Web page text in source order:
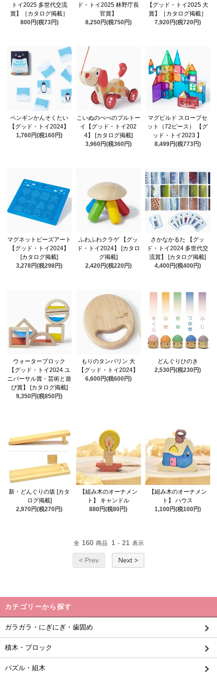
トイ2025 多世代交流
賞】［カタログ掲載］
800円(税73円)
ド・トイ2025 林野庁長
官賞】
8,250円(税750円)
【グッド・トイ2025 大
賞】［カタログ掲載］
7,920円(税720円)
ペンギンかんそくたい
【グッド・トイ2024】
1,760円(税160円)
こいぬのぺぺのプルトー
イ【グッド・トイ202
4】 [カタログ掲載]
3,960円(税360円)
マグビルド スロープセ
ット（72ピース） 【グ
ッド・トイ2023 】
8,499円(税773円)
マグネットビーズアート
【グッド・トイ2024】
[カタログ掲載]
3,278円(税298円)
ふわふわクラゲ 【グッ
ド・トイ2024】 [カタロ
グ掲載]
2,420円(税220円)
さかなかるた 【グッ
ド・トイ2024 多世代交
流賞】 [カタログ掲載]
4,400円(税400円)
ウォーターブロック
【グッド・トイ2024 ユ
ニバーサル賞・芸術と遊
び賞】 [カタログ掲載]
9,350円(税850円)
もりのタンバリン 大
【グッド・トイ2024】
6,600円(税600円)
どんぐりひのき
2,530円(税230円)
新・どんぐりの坂 [カタ
ログ掲載]
2,970円(税270円)
【組み木のオーナメン
ト】 キャンドル
880円(税80円)
【組み木のオーナメン
ト】 ハウス
1,100円(税100円)
全 160 商品 1 - 21 表示
< Prev Next >
カテゴリーから探す
ガラガラ・にぎにぎ・歯固め
積木・ブロック
パズル・組木